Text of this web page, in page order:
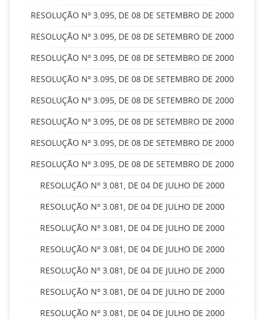
RESOLUÇÃO Nº 3.095, DE 08 DE SETEMBRO DE 2000
RESOLUÇÃO Nº 3.095, DE 08 DE SETEMBRO DE 2000
RESOLUÇÃO Nº 3.095, DE 08 DE SETEMBRO DE 2000
RESOLUÇÃO Nº 3.095, DE 08 DE SETEMBRO DE 2000
RESOLUÇÃO Nº 3.095, DE 08 DE SETEMBRO DE 2000
RESOLUÇÃO Nº 3.095, DE 08 DE SETEMBRO DE 2000
RESOLUÇÃO Nº 3.095, DE 08 DE SETEMBRO DE 2000
RESOLUÇÃO Nº 3.095, DE 08 DE SETEMBRO DE 2000
RESOLUÇÃO Nº 3.081, DE 04 DE JULHO DE 2000
RESOLUÇÃO Nº 3.081, DE 04 DE JULHO DE 2000
RESOLUÇÃO Nº 3.081, DE 04 DE JULHO DE 2000
RESOLUÇÃO Nº 3.081, DE 04 DE JULHO DE 2000
RESOLUÇÃO Nº 3.081, DE 04 DE JULHO DE 2000
RESOLUÇÃO Nº 3.081, DE 04 DE JULHO DE 2000
RESOLUÇÃO Nº 3.081, DE 04 DE JULHO DE 2000